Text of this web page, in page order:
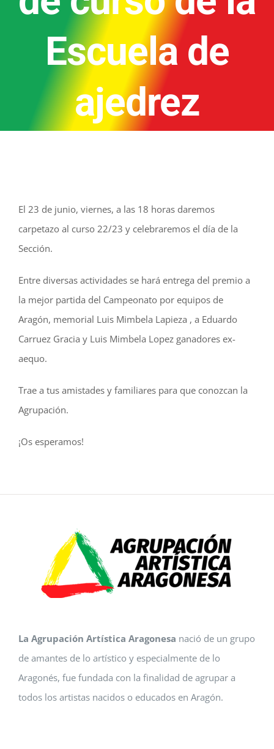
Escuela de
ajedrez
El 23 de junio, viernes, a las 18 horas daremos
carpetazo al curso 22/23 y celebraremos el día de la
Sección.
Entre diversas actividades se hará entrega del premio a
la mejor partida del Campeonato por equipos de
Aragón, memorial Luis Mimbela Lapieza , a Eduardo
Carruez Gracia y Luis Mimbela Lopez ganadores ex-
aequo.
Trae a tus amistades y familiares para que conozcan la
Agrupación.
¡Os esperamos!
La Agrupación Artística Aragonesa nació de un grupo
de amantes de lo artístico y especialmente de lo
Aragonés, fue fundada con la finalidad de agrupar a
todos los artistas nacidos o educados en Aragón.